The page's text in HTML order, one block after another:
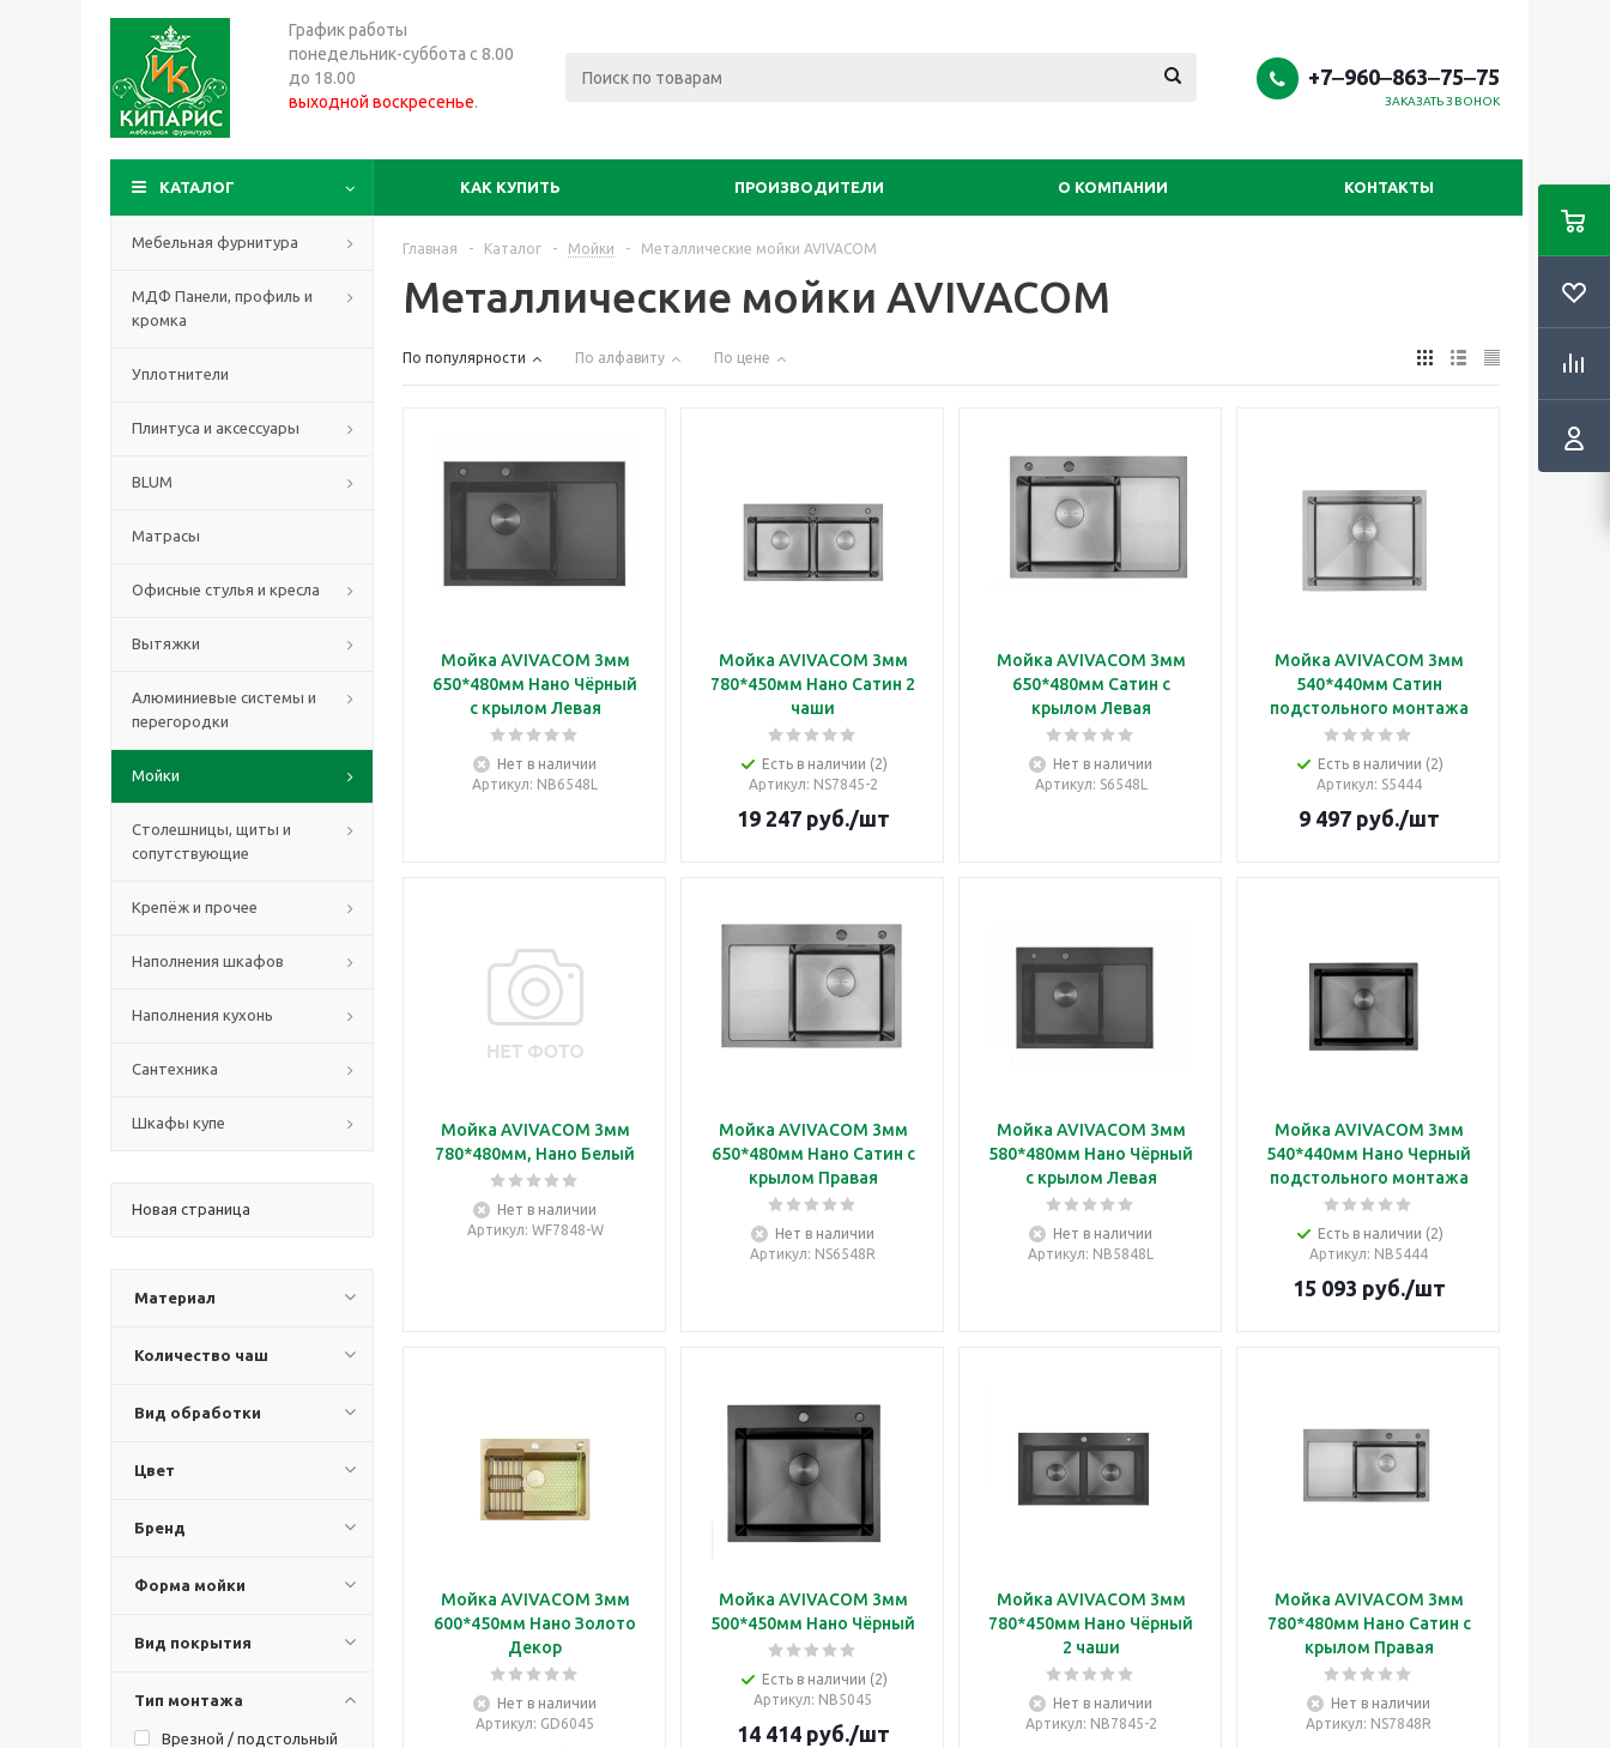
График работы
понедельник-суббота с 8.00
до 18.00
выходной воскресенье.
+7‒960‒863‒75‒75
ЗАКАЗАТЬ ЗВОНОК
КАТАЛОГ КАК КУПИТЬ ПРОИЗВОДИТЕЛИ О КОМПАНИИ КОНТАКТЫ
Мебельная фурнитура
МДФ Панели, профиль и
кромка
Уплотнители
Плинтуса и аксессуары
BLUM
Матрасы
Офисные стулья и кресла
Вытяжки
Алюминиевые системы и
перегородки
Мойки
Столешницы, щиты и
сопутствующие
Крепёж и прочее
Наполнения шкафов
Наполнения кухонь
Сантехника
Шкафы купе
Новая страница
Материал
Количество чаш
Вид обработки
Цвет
Бренд
Форма мойки
Вид покрытия
Тип монтажа
Врезной / подстольный
Главная - Каталог - Мойки - Металлические мойки AVIVACOM
Металлические мойки AVIVACOM
По популярности По алфавиту По цене
Мойка AVIVACOM 3мм
650*480мм Нано Чёрный
с крылом Левая
Нет в наличии
Артикул: NB6548L
Мойка AVIVACOM 3мм
780*450мм Нано Сатин 2
чаши
Есть в наличии (2)
Артикул: NS7845-2
19 247руб./шт
Мойка AVIVACOM 3мм
650*480мм Сатин с
крылом Левая
Нет в наличии
Артикул: S6548L
Мойка AVIVACOM 3мм
540*440мм Сатин
подстольного монтажа
Есть в наличии (2)
Артикул: S5444
9 497руб./шт
Мойка AVIVACOM 3мм
780*480мм, Нано Белый
Нет в наличии
Артикул: WF7848-W
Мойка AVIVACOM 3мм
650*480мм Нано Сатин с
крылом Правая
Нет в наличии
Артикул: NS6548R
Мойка AVIVACOM 3мм
580*480мм Нано Чёрный
с крылом Левая
Нет в наличии
Артикул: NB5848L
Мойка AVIVACOM 3мм
540*440мм Нано Черный
подстольного монтажа
Есть в наличии (2)
Артикул: NB5444
15 093 руб./шт
Мойка AVIVACOM 3мм
600*450мм Нано Золото
Декор
Нет в наличии
Артикул: GD6045
Мойка AVIVACOM 3мм
500*450мм Нано Чёрный
Есть в наличии (2)
Артикул: NB5045
14 414руб./шт
Мойка AVIVACOM 3мм
780*450мм Нано Чёрный
2 чаши
Нет в наличии
Артикул: NB7845-2
Мойка AVIVACOM 3мм
780*480мм Нано Сатин с
крылом Правая
Нет в наличии
Артикул: NS7848R